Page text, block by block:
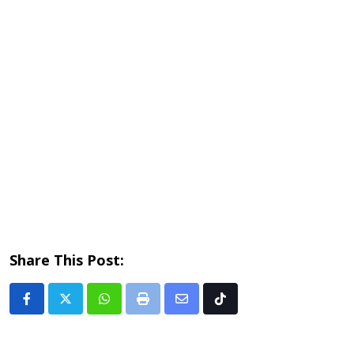
Share This Post:
Whatsapp
Print
Share Tiktok